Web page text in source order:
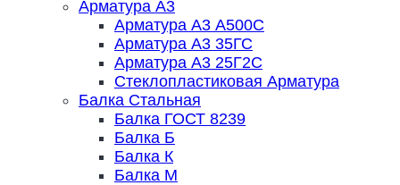
Арматура А3
Арматура А3 А500С
Арматура А3 35ГС
Арматура А3 25Г2С
Стеклопластиковая Арматура
Балка Стальная
Балка ГОСТ 8239
Балка Б
Балка К
Балка М